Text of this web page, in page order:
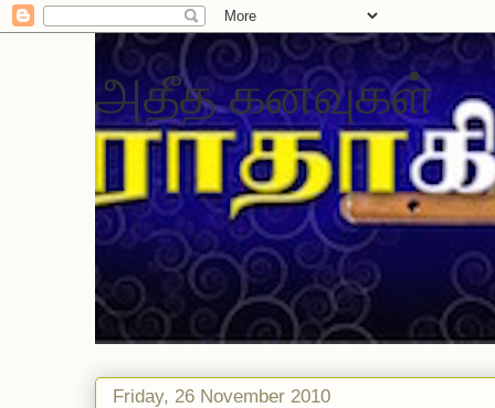
அதீத கனவுகள்
Friday, 26 November 2010